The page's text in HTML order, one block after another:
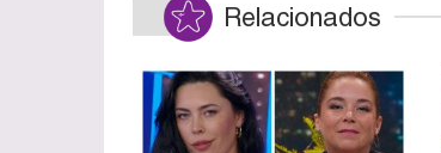
Relacionados